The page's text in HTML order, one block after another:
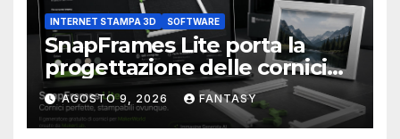
INTERNET STAMPA 3D SOFTWARE
SnapFrames Lite porta la
progettazione delle cornici
personalizzate direttamente
nel browser
AGOSTO 9, 2026 FANTASY